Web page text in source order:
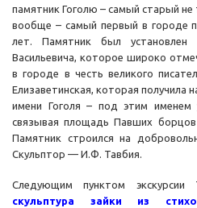
памятник Гоголю – самый старый не
вообще – самый первый в городе
лет. Памятник был установлен
Васильевича, которое широко
в городе в честь великого
Елизаветинская, которая получила
имени Гоголя – под этим именем
связывая площадь Павших
Памятник строился на
Скульптор — И.Ф. Тавбия.
Следующим пунктом экскурсии
скульптура зайки из